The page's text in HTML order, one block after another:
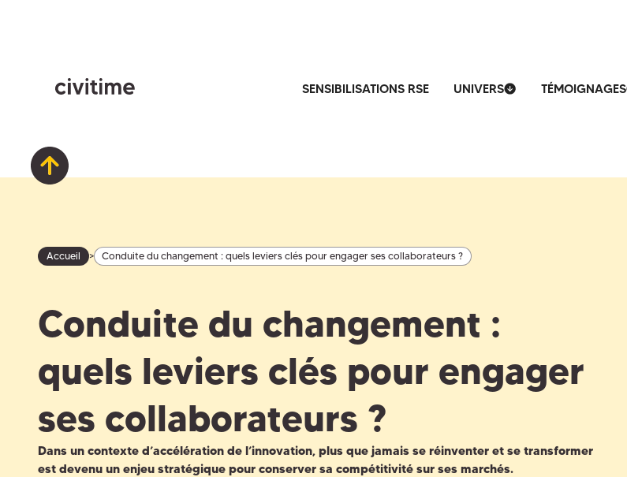
SENSIBILISATIONS RSE UNIVERS TÉMOIGNAGES
Accueil > Conduite du changement : quels leviers clés pour engager ses collaborateurs ?
Conduite du changement :
quels leviers clés pour engager
ses collaborateurs ?
Dans un contexte d’accélération de l’innovation, plus que jamais se réinventer et se transformer
est devenu un enjeu stratégique pour conserver sa compétitivité sur ses marchés.